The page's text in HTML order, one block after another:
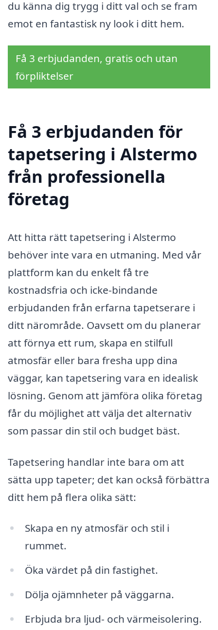
du känna dig trygg i ditt val och se fram
emot en fantastisk ny look i ditt hem.
Få 3 erbjudanden, gratis och utan
förpliktelser
Få 3 erbjudanden för
tapetsering i Alstermo
från professionella
företag
Att hitta rätt tapetsering i Alstermo
behöver inte vara en utmaning. Med vår
plattform kan du enkelt få tre
kostnadsfria och icke-bindande
erbjudanden från erfarna tapetserare i
ditt närområde. Oavsett om du planerar
att förnya ett rum, skapa en stilfull
atmosfär eller bara fresha upp dina
väggar, kan tapetsering vara en idealisk
lösning. Genom att jämföra olika företag
får du möjlighet att välja det alternativ
som passar din stil och budget bäst.
Tapetsering handlar inte bara om att
sätta upp tapeter; det kan också förbättra
ditt hem på flera olika sätt:
Skapa en ny atmosfär och stil i
rummet.
Öka värdet på din fastighet.
Dölja ojämnheter på väggarna.
Erbjuda bra ljud- och värmeisolering.